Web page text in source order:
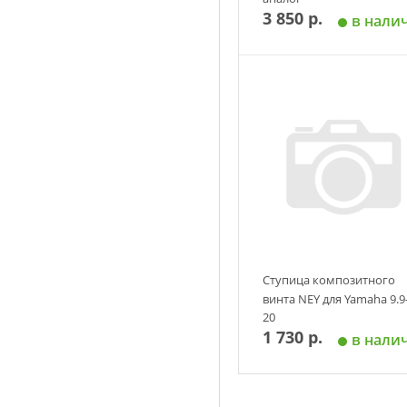
3 850 р. в
Ступица композитного
винта NEY для Yamaha
20
1 730 р. в